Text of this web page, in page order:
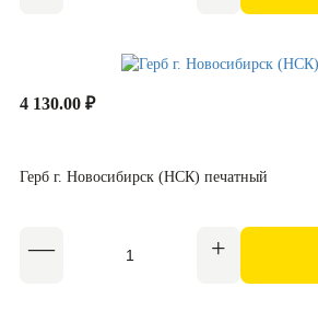
4 130.00 ₽
Герб г. Новосибирск (НСК) печатный